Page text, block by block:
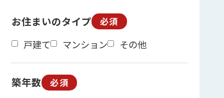
お住まいのタイプ 必須
戸建て マンション その他
築年数 必須